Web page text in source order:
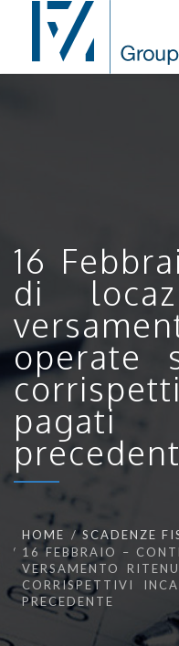
16
di
operate
pagati
HOME
SCADENZE
16 FEBBRAIO –
VERSAMENTO
CORRISPETTIVI
PRECEDENTE